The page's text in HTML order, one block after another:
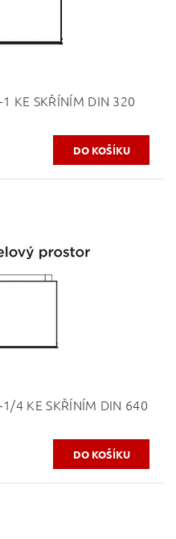
KE SKŘÍNÍM DIN 320
1/4 KE SKŘÍNÍM DIN 640